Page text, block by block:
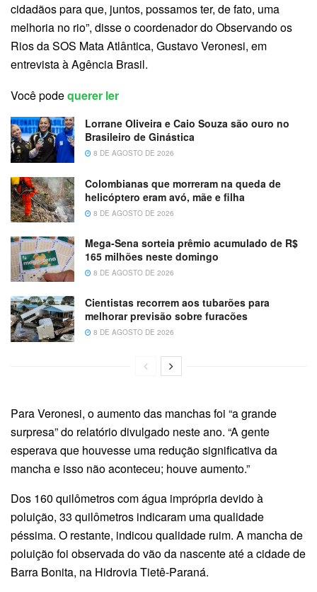
cidadãos para que, juntos, possamos ter, de fato, uma
melhoria no rio”, disse o coordenador do Observando os
Rios da SOS Mata Atlântica, Gustavo Veronesi, em
entrevista à Agência Brasil.
Você podequerer ler
Lorrane Oliveira e Caio Souza são ouro no
Brasileiro de Ginástica
8 DE AGOSTO DE 2026
Colombianas que morreram na queda de
helicóptero eram avó, mãe e filha
8 DE AGOSTO DE 2026
Mega-Sena sorteia prêmio acumulado de R$
165 milhões neste domingo
8 DE AGOSTO DE 2026
Cientistas recorrem aos tubarões para
melhorar previsão sobre furacões
8 DE AGOSTO DE 2026
Para Veronesi, o aumento das manchas foi “a grande
surpresa” do relatório divulgado neste ano. “A gente
esperava que houvesse uma redução significativa da
mancha e isso não aconteceu; houve aumento.”
Dos 160 quilômetros com água imprópria devido à
poluição, 33 quilômetros indicaram uma qualidade
péssima. O restante, indicou qualidade ruim. A mancha de
poluição foi observada do vão da nascente até a cidade de
Barra Bonita, na Hidrovia Tietê-Paraná.